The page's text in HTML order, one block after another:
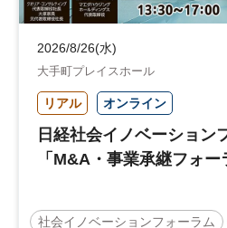
2026/8/26(水)
大手町プレイスホール
リアル オンライン
日経社会イノベーション
「M&A・事業承継フォー
社会イノベーションフォーラム